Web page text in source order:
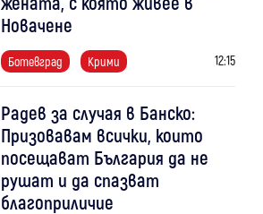
Новачене
Ботевград Крими 12:15
Радев за случая в Банско:
Призовавам всички, които
посещават България да не
рушат и да спазват
благоприличие